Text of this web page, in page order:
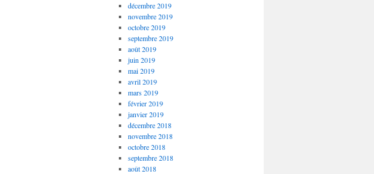
décembre 2019
novembre 2019
octobre 2019
septembre 2019
août 2019
juin 2019
mai 2019
avril 2019
mars 2019
février 2019
janvier 2019
décembre 2018
novembre 2018
octobre 2018
septembre 2018
août 2018